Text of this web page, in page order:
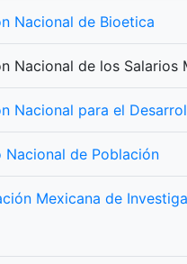
Nacional de Bioetica
Nacional de los Salarios
Nacional para el
Nacional de Población
Mexicana de